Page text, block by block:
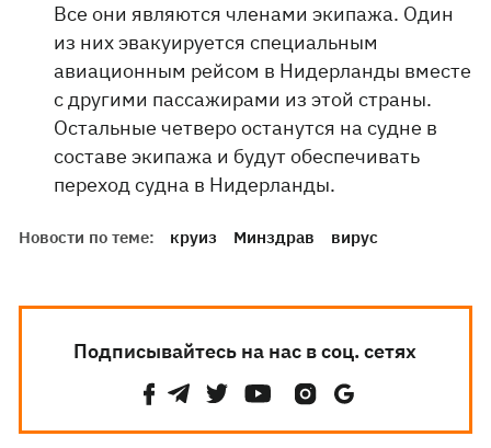
Все они являются членами экипажа. Один
из них эвакуируется специальным
авиационным рейсом в Нидерланды вместе
с другими пассажирами из этой страны.
Остальные четверо останутся на судне в
составе экипажа и будут обеспечивать
переход судна в Нидерланды.
Новости по теме: круиз Минздрав вирус
Подписывайтесь на нас в соц. сетях